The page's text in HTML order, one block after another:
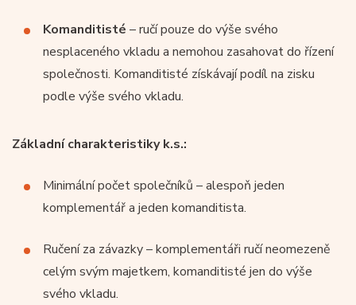
Komanditisté – ručí pouze do výše svého
nesplaceného vkladu a nemohou zasahovat do řízení
společnosti. Komanditisté získávají podíl na zisku
podle výše svého vkladu.
Základní charakteristiky k.s.:
Minimální počet společníků – alespoň jeden
komplementář a jeden komanditista.
Ručení za závazky – komplementáři ručí neomezeně
celým svým majetkem, komanditisté jen do výše
svého vkladu.